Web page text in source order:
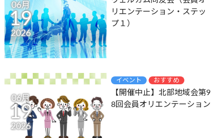
06月
19
2026
リエンテーション・ステッ
プ１）
06月
19
2026
イベント おすすめ
【開催中止】北部地域会第9
8回会員オリエンテーション